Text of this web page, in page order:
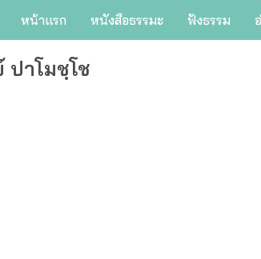
หน้าแรก หนังสือธรรมะ ฟังธรรม
ปาโมชฺโช